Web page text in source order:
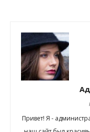
Привет! Я -